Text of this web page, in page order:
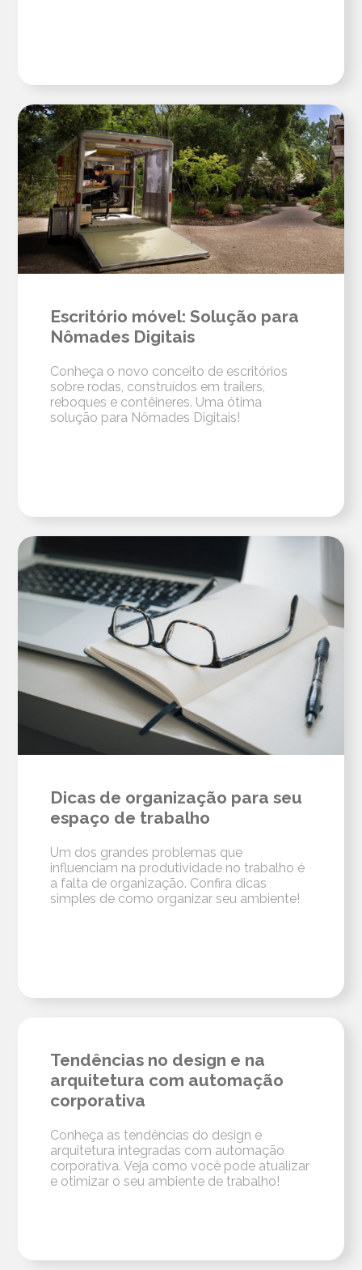
Escritório móvel: Solução para
Nômades Digitais
Conheça o novo conceito de escritórios
sobre rodas, construídos em trailers,
reboques e contêineres. Uma ótima
solução para Nômades Digitais!
Dicas de organização para seu
espaço de trabalho
Um dos grandes problemas que
influenciam na produtividade no trabalho é
a falta de organização. Confira dicas
simples de como organizar seu ambiente!
Tendências no design e na
arquitetura com automação
corporativa
Conheça as tendências do design e
arquitetura integradas com automação
corporativa. Veja como você pode atualizar
e otimizar o seu ambiente de trabalho!